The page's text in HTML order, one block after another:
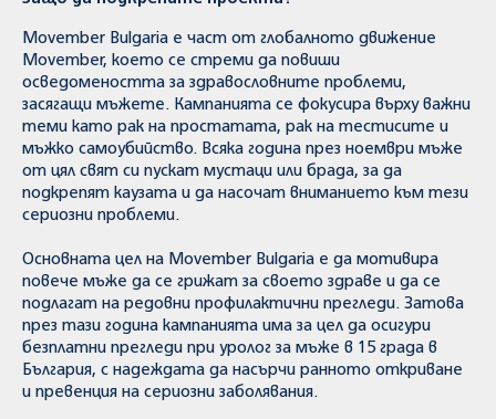
Movember Bulgaria е част от глобалното движение
Movember, което се стреми да повиши
осведомеността за здравословните проблеми,
засягащи мъжете. Кампанията се фокусира върху важни
теми като рак на простатата, рак на тестисите и
мъжко самоубийство. Всяка година през ноември мъже
от цял свят си пускат мустаци или брада, за да
подкрепят каузата и да насочат вниманието към тези
сериозни проблеми.
Основната цел на Movember Bulgaria е да мотивира
повече мъже да се грижат за своето здраве и да се
подлагат на редовни профилактични прегледи. Затова
през тази година кампанията има за цел да осигури
безплатни прегледи при уролог за мъже в 15 града в
България, с надеждата да насърчи ранното откриване
и превенция на сериозни заболявания.